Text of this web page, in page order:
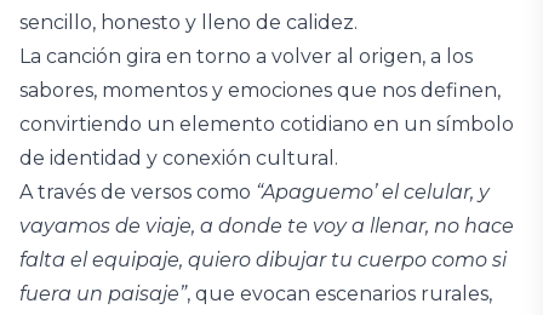
sencillo, honesto y lleno de calidez.
La canción gira en torno a volver al origen, a los
sabores, momentos y emociones que nos definen,
convirtiendo un elemento cotidiano en un símbolo
de identidad y conexión cultural.
A través de versos como “Apaguemo’ el celular, y
vayamos de viaje, a donde te voy a llenar, no hace
falta el equipaje, quiero dibujar tu cuerpo como si
fuera un paisaje”, que evocan escenarios rurales,